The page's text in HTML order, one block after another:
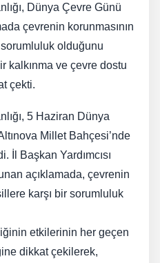
Dünya Çevre Günü
çevrenin korunmasının
olduğunu
kalkınma ve çevre dostu
çekti.
5 Haziran Dünya
Millet Bahçesi’nde
İl Başkan Yardımcısı
açıklamada, çevrenin
karşı bir sorumluluk
etkilerinin her geçen
dikkat çekilerek,